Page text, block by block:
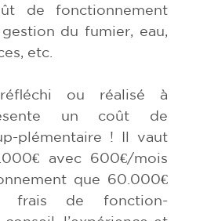
de fonctionnement
du fumier, eau,
etc.
ou réalisé à
un coût de
plémentaire ! Il vaut
avec 600€/mois
que 60.000€
frais de fonction-